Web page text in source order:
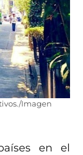
Imagen
en el